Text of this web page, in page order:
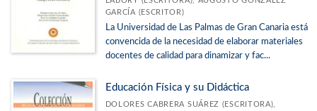
GARCÍA (ESCRITOR)
La Universidad de Las Palmas de Gran Canaria está
convencida de la necesidad de elaborar materiales
docentes de calidad para dinamizar y fac...
Educación Física y su Didáctica
DOLORES CABRERA SUÁREZ (ESCRITORA),